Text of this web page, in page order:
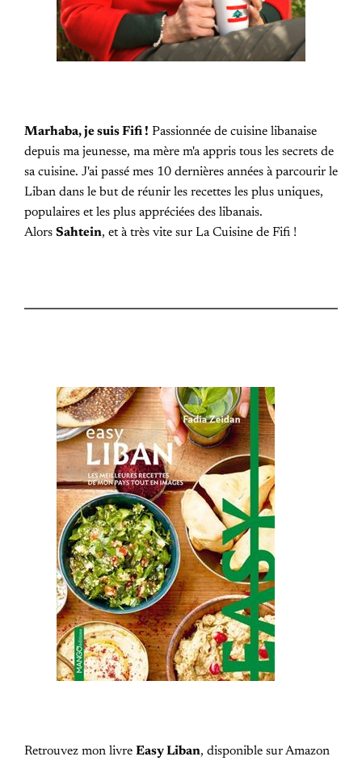
Marhaba, je suis Fifi ! Passionnée de cuisine libanaise
depuis ma jeunesse, ma mère m'a appris tous les secrets de
sa cuisine. J'ai passé mes 10 dernières années à parcourir le
Liban dans le but de réunir les recettes les plus uniques,
populaires et les plus appréciées des libanais.
Alors Sahtein, et à très vite sur La Cuisine de Fifi !
Retrouvez mon livre Easy Liban, disponible sur Amazon